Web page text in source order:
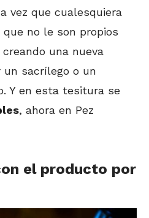
vez que cualesquiera
no le son propios
una nueva
un sacrílego o un
Y en esta tesitura se
, ahora en Pez
el producto por